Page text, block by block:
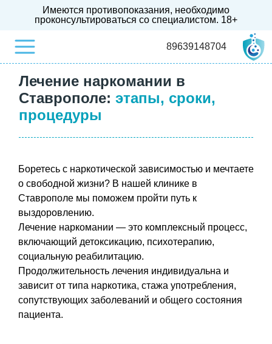
Имеются противопоказания, необходимо
проконсультироваться со специалистом. 18+
89639148704
Лечение наркомании в
Ставрополе:этапы, сроки,
процедуры
Боретесь с наркотической зависимостью и мечтаете
о свободной жизни? В нашей клинике в
Ставрополе мы поможем пройти путь к
выздоровлению.
Лечение наркомании — это комплексный процесс,
включающий детоксикацию, психотерапию,
социальную реабилитацию.
Продолжительность лечения индивидуальна и
зависит от типа наркотика, стажа употребления,
сопутствующих заболеваний и общего состояния
пациента.